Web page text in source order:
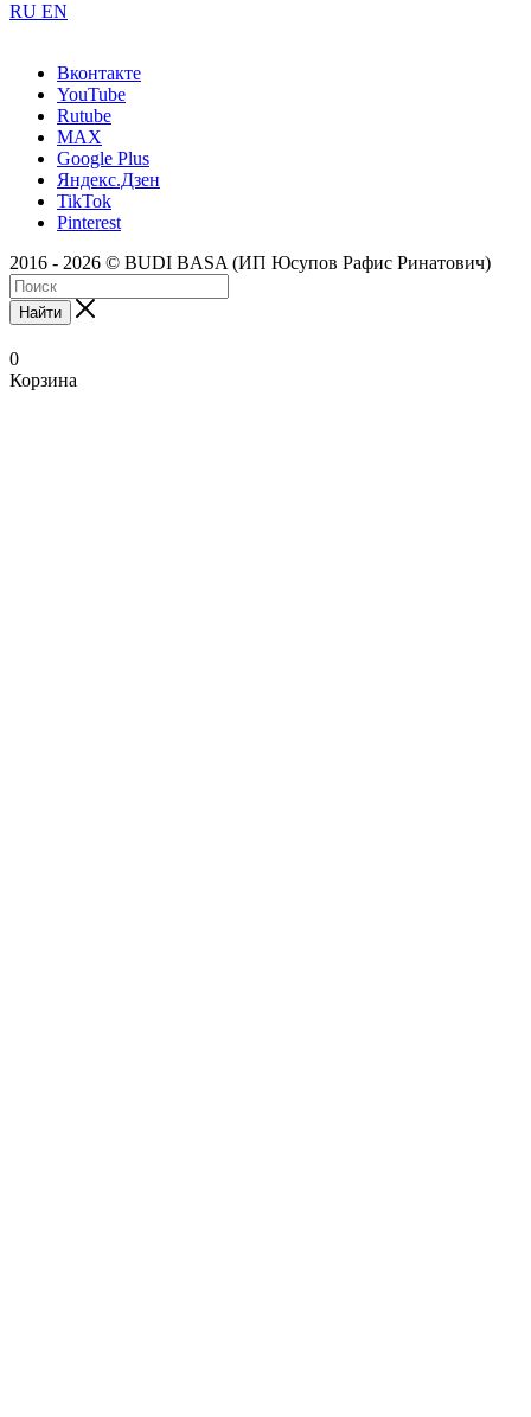
RU EN
Вконтакте
YouTube
Rutube
MAX
Google Plus
Яндекс.Дзен
TikTok
Pinterest
2016 - 2026 © BUDI BASA (ИП Юсупов Рафис Ринатович)
Найти
0
Корзина